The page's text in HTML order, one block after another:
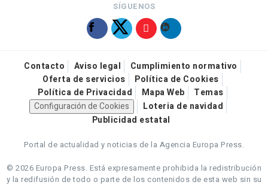
SÍGUENOS
Contacto Aviso legal
Cumplimiento normativo
Oferta de servicios
Política de Cookies
Política de Privacidad
Mapa Web
Temas
Configuración de Cookies
Loteria de navidad
Publicidad estatal
Portal de actualidad y noticias de la Agencia Europa Press.
© 2026 Europa Press. Está expresamente prohibida la redistribución
y la redifusión de todo o parte de los contenidos de esta web sin su